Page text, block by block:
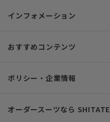
インフォメーション
おすすめコンテンツ
ポリシー・企業情報
オーダースーツなら SHITATE